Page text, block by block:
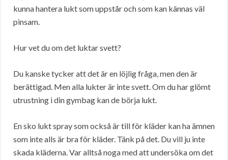
kunna hantera lukt som uppstår och som kan kännas väl
pinsam.
Hur vet du om det luktar svett?
Du kanske tycker att det är en löjlig fråga, men den är
berättigad. Men alla lukter är inte svett. Om du har glömt
utrustning i din gymbag kan de börja lukt.
En sko lukt spray som också är till för kläder kan ha ämnen
som inte alls är bra för kläder. Tänk på det. Du vill ju inte
skada kläderna. Var alltså noga med att undersöka om det